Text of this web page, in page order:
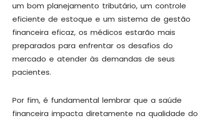
um bom planejamento tributário, um controle
eficiente de estoque e um sistema de gestão
financeira eficaz, os médicos estarão mais
preparados para enfrentar os desafios do
mercado e atender às demandas de seus
pacientes.
Por fim, é fundamental lembrar que a saúde
financeira impacta diretamente na qualidade do